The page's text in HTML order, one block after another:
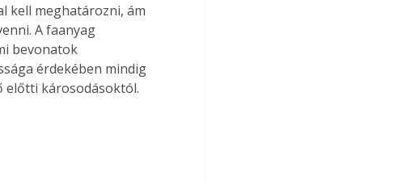
kell meghatározni, ám
A faanyag
bevonatok
érdekében mindig
előtti károsodásoktól.